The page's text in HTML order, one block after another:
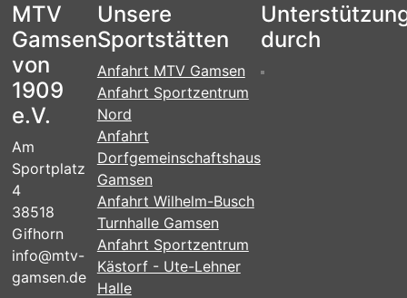
MTV
Gamsen
von
1909
e.V.
Am
Sportplatz
4
38518
Gifhorn
info@mtv-
gamsen.de
Unsere
Sportstätten
Anfahrt MTV Gamsen
Anfahrt Sportzentrum
Nord
Anfahrt
Dorfgemeinschaftshaus
Gamsen
Anfahrt Wilhelm-Busch
Turnhalle Gamsen
Anfahrt Sportzentrum
Kästorf - Ute-Lehner
Halle
durch